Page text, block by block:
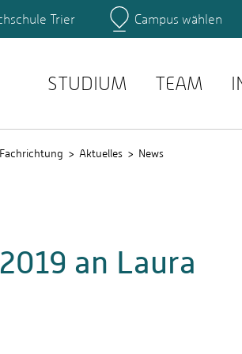
Bibliothek
E-Mail Suche
Trier Campus wählen
STUDIUM TEAM
Fachrichtung Aktuelles News
an Laura